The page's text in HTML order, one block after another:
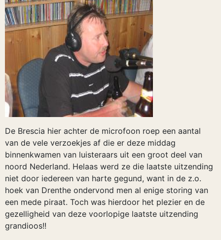
De Brescia hier achter de microfoon roep een aantal
van de vele verzoekjes af die er deze middag
binnenkwamen van luisteraars uit een groot deel van
noord Nederland. Helaas werd ze die laatste uitzending
niet door iedereen van harte gegund, want in de z.o.
hoek van Drenthe ondervond men al enige storing van
een mede piraat. Toch was hierdoor het plezier en de
gezelligheid van deze voorlopige laatste uitzending
grandioos!!